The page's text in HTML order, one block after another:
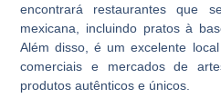
encontrará restaurantes que
mexicana, incluindo pratos à
Além disso, é um excelente
comerciais e mercados de
produtos autênticos e únicos.